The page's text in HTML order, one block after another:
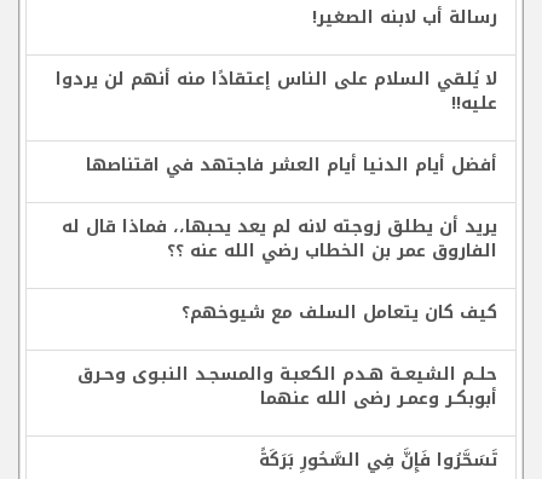
رسالة أب لابنه الصغير!
لا يُلقي السلام على الناس إعتقادًا منه أنهم لن يردوا
عليه!!
أفضل أيام الدنيا أيام العشر فاجتهد في اقتناصها
يريد أن يطلق زوجته لانه لم يعد يحبها،، فماذا قال له
الفاروق عمر بن الخطاب رضي الله عنه ؟؟
كيف كان يتعامل السلف مع شيوخهم؟
حلــم الشيعــة هـدم الكعبـة والمسجـد النبـوى وحـرق
أبوبكـر وعمـر رضى الله عنهما
تَسَحَّرُوا فَإِنَّ فِي السَّحُورِ بَرَكَةً